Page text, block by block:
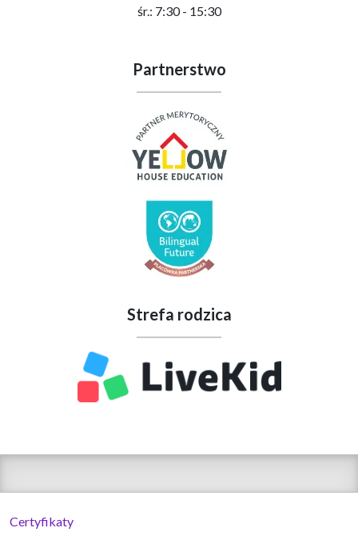
śr.: 7:30 - 15:30
Partnerstwo
Strefa rodzica
Certyfikaty